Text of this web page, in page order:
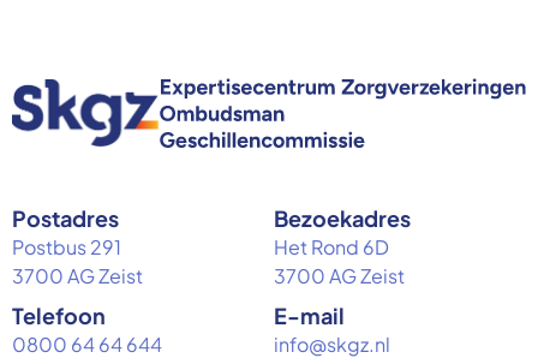
Postadres
Postbus 291
3700 AG Zeist
Bezoekadres
Het Rond 6D
3700 AG Zeist
Telefoon
0800 64 64 644
E-mail
info@skgz.nl